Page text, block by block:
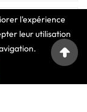
l'expérience
leur utilisation


